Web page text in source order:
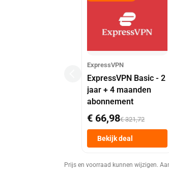
ExpressVPN
ExpressVPN Basic - 2
jaar + 4 maanden
abonnement
€ 66,98€ 321,72
Bekijk deal
Prijs en voorraad kunnen wijzigen.